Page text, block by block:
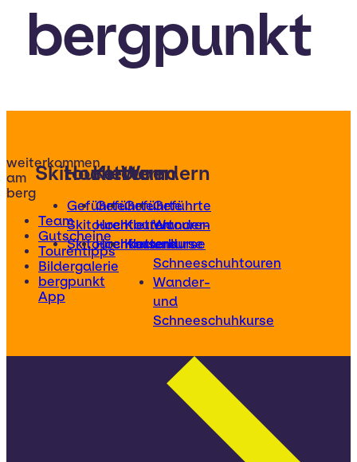
bergpunkt
weiterkommen
am
berg
Team
Gutscheine
Tourentipps
Bildergalerie
bergpunkt
App
Skitouren
Geführte
Skitouren
Skitourenkurse
Hochtouren
Geführte
Hochtouren
Hochtourenkurse
Klettern
Geführte
Klettertouren
Kletterkurse
Wandern
Geführte
Wander-
und
Schneeschuhtouren
Wander-
und
Schneeschuhkurse